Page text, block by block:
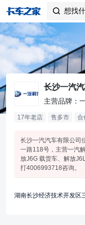
 想找
长沙一汽
主营品牌：
17年老店 售多市 合
长沙一汽汽车有限公司
一路118号，主营一汽
放J6G 载货车、解放
打4006993718咨询。
湖南长沙经济技术开发区